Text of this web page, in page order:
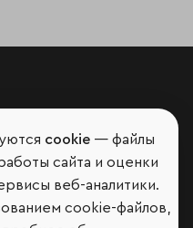
cookie — файлы
сайта и оценки
веб-аналитики.
cookie-файлов,